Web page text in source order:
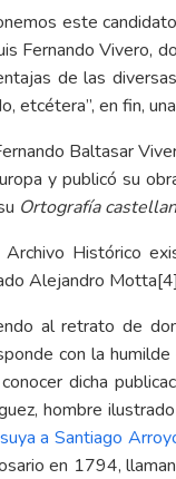
este
Fernando Vivero,
de las
etcétera”, en fin,
Baltasar
y publicó su
Ortografía
Histórico
Alejandro Motta[4]
al retrato de
con la
dicha
hombre
a Santiago
en 1794,